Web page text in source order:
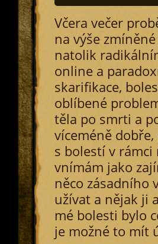
Včera večer
na výše
natolik
online a
skarifikace,
oblíbené
těla po smrti a
víceméně
s bolestí v rámci
vnímám jako
něco zásadního
užívat a nějak ji
mé bolesti bylo
je možné to mít